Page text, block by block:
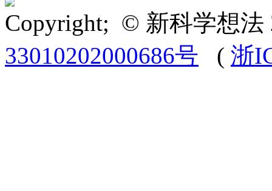
Copyright; © 新科学想
33010202000686号 ( 浙